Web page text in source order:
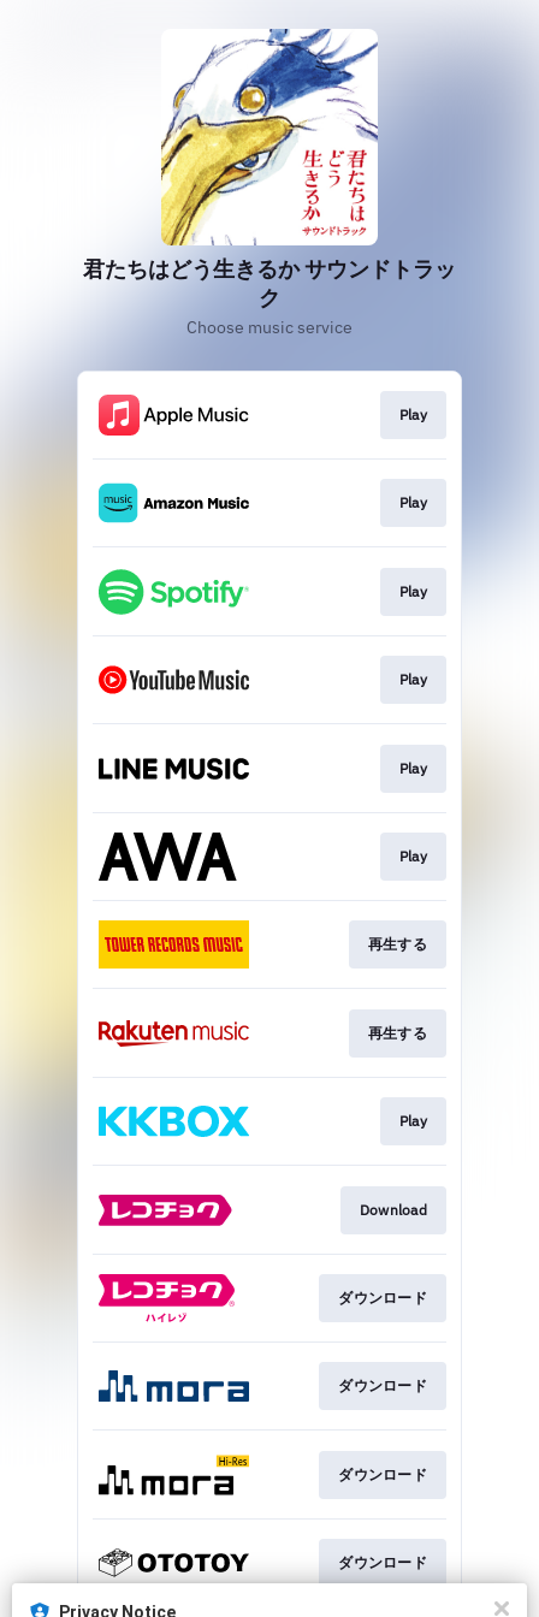
Privacy Notice
君たちはどう生きるか サウンドトラッ
ク
Choose music service
Play
Play
Play
Play
Play
Play
再生する
再生する
Play
Download
ダウンロード
ダウンロード
ダウンロード
ダウンロード